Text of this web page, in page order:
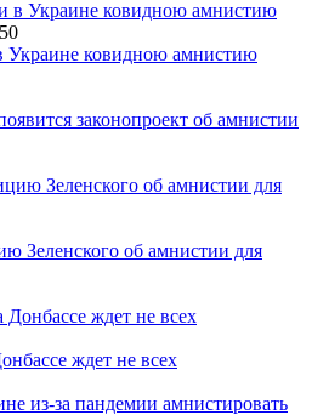
Украине ковидною амнистию
законопроект об амнистии
Зеленского об амнистии для
ждет не всех